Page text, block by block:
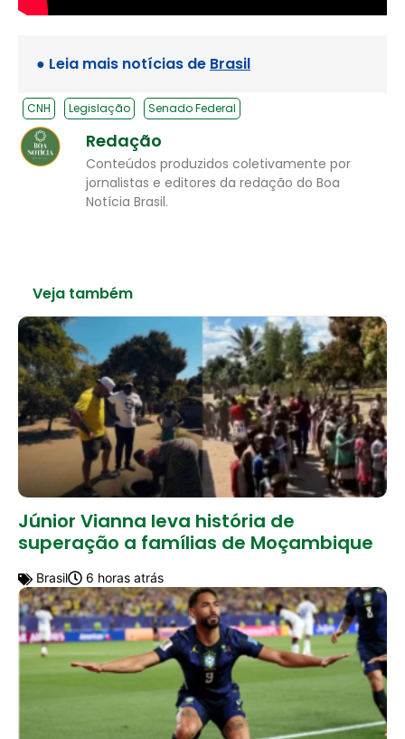
● Leia mais notícias de Brasil
CNH Legislação Senado Federal
Redação
Conteúdos produzidos coletivamente por
jornalistas e editores da redação do Boa
Notícia Brasil.
Veja também
Júnior Vianna leva história de
superação a famílias de Moçambique
Brasil 6 horas atrás